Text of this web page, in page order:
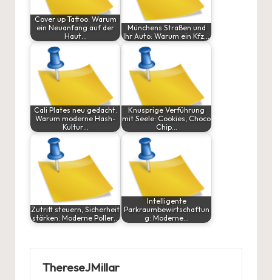
Cover up Tattoo: Warum
ein Neuanfang auf der
Haut…
Münchens Straßen und
Ihr Auto: Warum ein Kfz…
Cali Plates neu gedacht:
Warum moderne Hash-
Kultur…
Knusprige Verführung
mit Seele: Cookies, Choco
Chip…
Zutritt steuern, Sicherheit
stärken: Moderne Poller…
Intelligente
Parkraumbewirtschaftun
g: Moderne…
ThereseJMillar